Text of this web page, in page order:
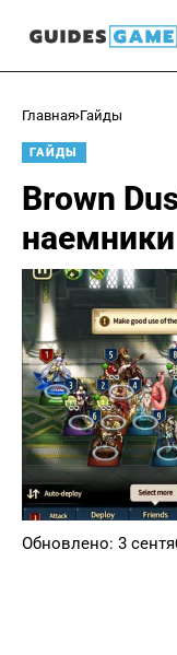
Главная Гайды
ГАЙДЫ
Brown
Обновлено: 3